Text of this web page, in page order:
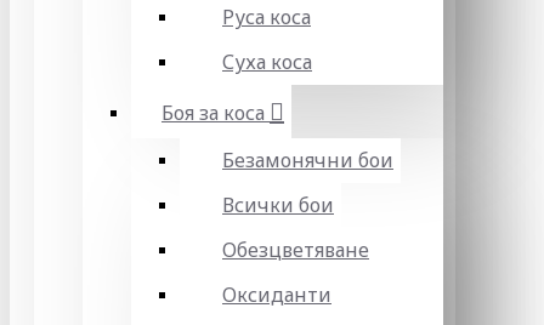
Руса коса
Суха коса
Боя за коса
Безамонячни бои
Всички бои
Обезцветяване
Оксиданти